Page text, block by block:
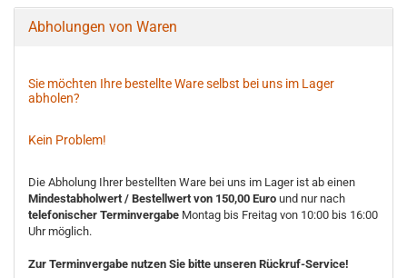
Abholungen von Waren
Sie möchten Ihre bestellte Ware selbst bei uns im Lager
abholen?
Kein Problem!
Die Abholung Ihrer bestellten Ware bei uns im Lager ist ab einen
Mindestabholwert / Bestellwert von 150,00 Euro und nur nach
telefonischer Terminvergabe Montag bis Freitag von 10:00 bis 16:00
Uhr möglich.
Zur Terminvergabe nutzen Sie bitte unseren Rückruf-Service!